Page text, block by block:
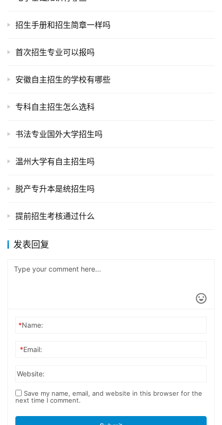
招生手册和招生简章一样吗
首次招生专业可以报吗
安徽自主招生的学校有哪些
专科自主招生怎么选科
书法专业国外大学招生吗
温州大学有自主招生吗
脱产专升本是统招生吗
提前招生考核通过什么
发表回复
*Name:
*Email:
Website:
Save my name, email, and website in this browser for the
next time I comment.